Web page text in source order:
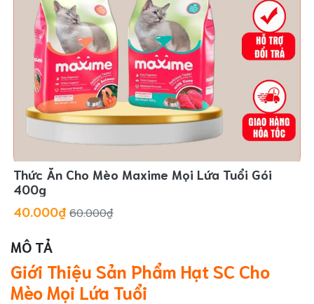
Thức Ăn Cho Mèo Maxime Mọi Lứa Tuổi Gói
400g
40.000₫ 60.000₫
MÔ TẢ
Giới Thiệu Sản Phẩm Hạt SC Cho
Mèo Mọi Lứa Tuổi